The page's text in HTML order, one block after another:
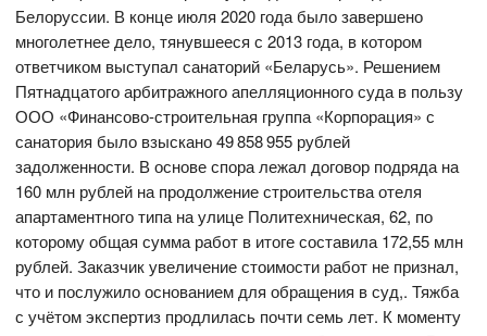
Белоруссии. В конце июля 2020 года было завершено
многолетнее дело, тянувшееся с 2013 года, в котором
ответчиком выступал санаторий «Беларусь». Решением
Пятнадцатого арбитражного апелляционного суда в пользу
ООО «Финансово-строительная группа «Корпорация» с
санатория было взыскано 49 858 955 рублей
задолженности. В основе спора лежал договор подряда на
160 млн рублей на продолжение строительства отеля
апартаментного типа на улице Политехническая, 62, по
которому общая сумма работ в итоге составила 172,55 млн
рублей. Заказчик увеличение стоимости работ не признал,
что и послужило основанием для обращения в суд,. Тяжба
с учётом экспертиз продлилась почти семь лет. К моменту